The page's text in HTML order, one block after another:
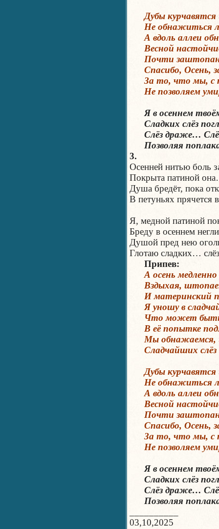
Дубы курчавятся
Не обнажиться
А вдоль аллеи
Весной
Почти
Спасибо, Осень,
За то, что мы, с
Не позволяем
Я в осеннем
Сладких слёз
Слёз драже…
Позволяя
3.
Осенней нитью боль
Покрыта патиной
Душа бредёт, пока
В петуньях прячется
Я, медной патиной
Бреду в осеннем
Душой пред нею
Глотаю сладких…
Припев:
А осень медленно
Вздыхая,
И материнский
Я уношу в
Что может быть
В её попытке
Мы обнажаемся,
Сладчайших
Дубы курчавятся
Не обнажиться
А вдоль аллеи
Весной
Почти
Спасибо, Осень,
За то, что мы, с
Не позволяем
Я в осеннем
Сладких слёз
Слёз драже…
Позволяя
03,10,2025